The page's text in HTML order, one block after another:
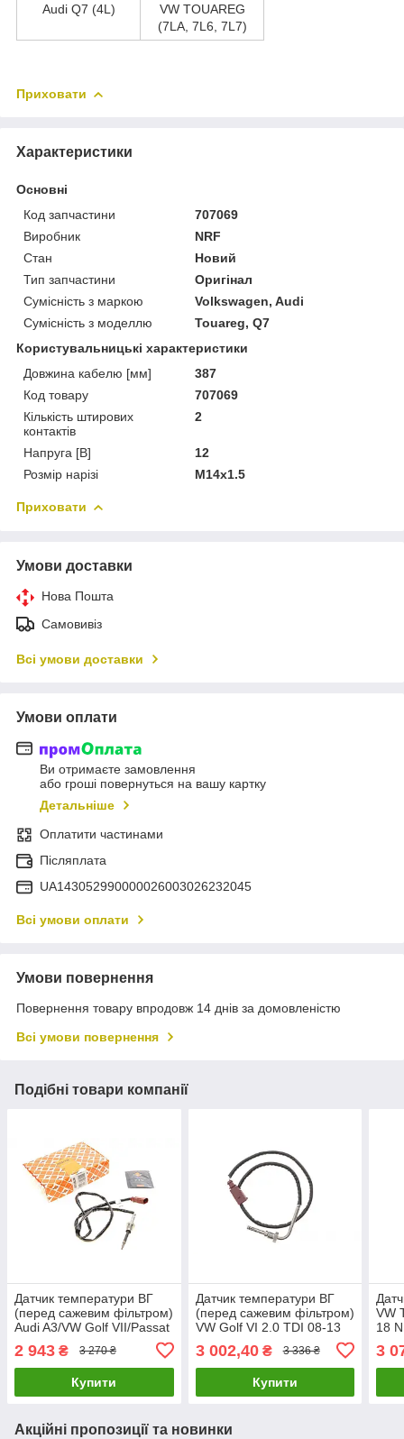
Audi Q7 (4L)
VW TOUAREG
(7LA, 7L6, 7L7)
Приховати
Характеристики
Основні
Код запчастини
707069
Виробник
NRF
Стан
Новий
Тип запчастини
Оригінал
Сумісність з маркою
Volkswagen, Audi
Сумісність з моделлю
Touareg, Q7
Користувальницькі характеристики
Довжина кабелю [мм]
387
Код товару
707069
Кількість штирових
контактів
2
Напруга [В]
12
Розмір нарізі
M14x1.5
Приховати
Умови доставки
Нова Пошта
Самовивіз
Всі умови доставки
Умови оплати
Ви отримаєте замовлення
або гроші повернуться на вашу картку
Детальніше
Оплатити частинами
Післяплата
UA143052990000026003026232045
Всі умови оплати
Умови повернення
Повернення товару впродовж 14 днів за домовленістю
Всі умови повернення
Подібні товари компанії
Датчик температури ВГ
(перед сажевим фільтром)
Audi A3/VW Golf VII/Passat
UA61
2 943 ₴ 3 270 ₴
Купити
Датчик температури ВГ
(перед сажевим фільтром)
VW Golf VI 2.0 TDI 08-13
3 002,40₴ 3 336 ₴
Купити
VW
18
3
Акційні пропозиції та новинки